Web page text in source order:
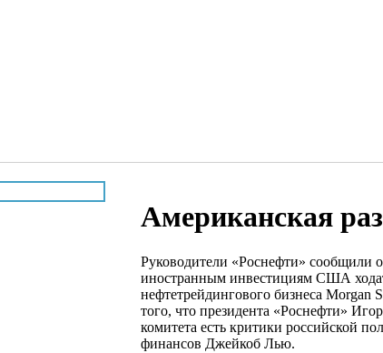
Американская
Руководители «Роснефти» сообщили
иностранным инвестициям США
нефтетрейдингового бизнеса Morgan
того, что президента «Роснефти»
комитета есть критики российской
финансов Джейкоб Лью.